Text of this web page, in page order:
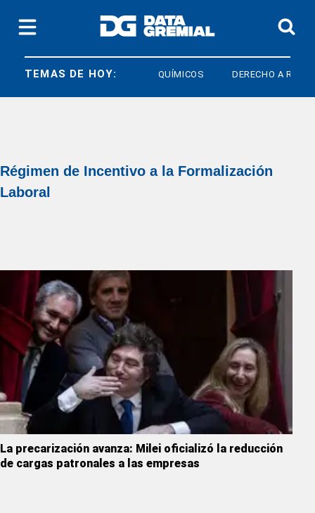
TEMAS DE HOY: QUÍMICOS DERECHO A
Régimen de Incentivo a la Formalización
Laboral
La precarización avanza: Milei oficializó la reducción
de cargas patronales a las empresas